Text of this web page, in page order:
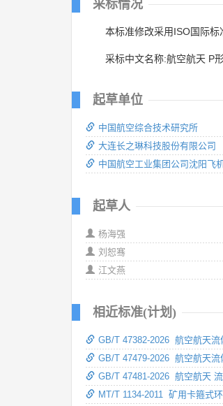
采标情况
本标准修改采用ISO国际标
采标中文名称:航空航天 P
起草单位
中国航空综合技术研究所
大连长之琳科技股份有限公司
中国航空工业集团公司沈阳飞
起草人
杨海强
刘恕骞
江文燕
相近标准(计划)
GB/T 47382-2026 航空航天
GB/T 47479-2026 航空航天
GB/T 47481-2026 航空航天
MT/T 1134-2011 矿用卡箍式